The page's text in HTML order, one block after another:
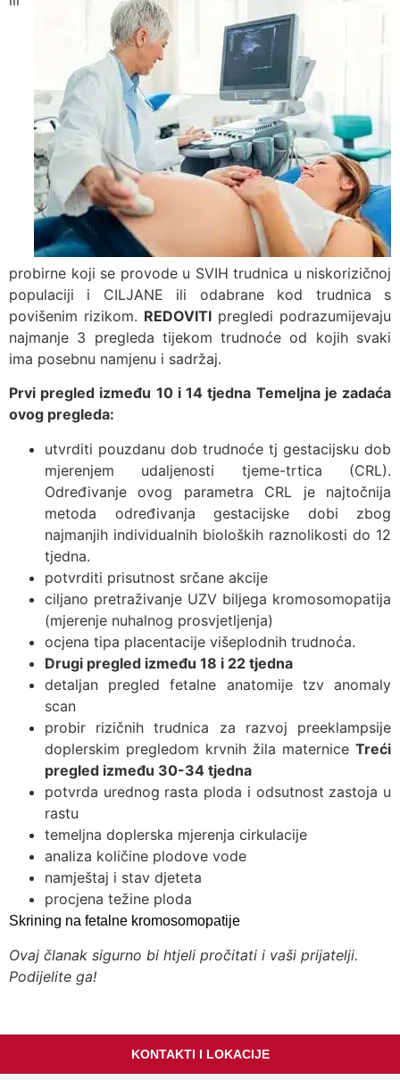
probirne koji se provode u SVIH trudnica u niskorizičnoj
populaciji i CILJANE ili odabrane kod trudnica s
povišenim rizikom. REDOVITI pregledi podrazumijevaju
najmanje 3 pregleda tijekom trudnoće od kojih svaki
ima posebnu namjenu i sadržaj.
Prvi pregled između 10 i 14 tjedna Temeljna je zadaća
ovog pregleda:
utvrditi pouzdanu dob trudnoće tj gestacijsku dob
mjerenjem udaljenosti tjeme-trtica (CRL).
Određivanje ovog parametra CRL je najtočnija
metoda određivanja gestacijske dobi zbog
najmanjih individualnih bioloških raznolikosti do 12
tjedna.
potvrditi prisutnost srčane akcije
ciljano pretraživanje UZV biljega kromosomopatija
(mjerenje nuhalnog prosvjetljenja)
ocjena tipa placentacije višeplodnih trudnoća.
Drugi pregled između 18 i 22 tjedna
detaljan pregled fetalne anatomije tzv anomaly
scan
probir rizičnih trudnica za razvoj preeklampsije
doplerskim pregledom krvnih žila maternice Treći
pregled između 30-34 tjedna
potvrda urednog rasta ploda i odsutnost zastoja u
rastu
temeljna doplerska mjerenja cirkulacije
analiza količine plodove vode
namještaj i stav djeteta
procjena težine ploda
Skrining na fetalne kromosomopatije
Ovaj članak sigurno bi htjeli pročitati i vaši prijatelji.
Podijelite ga!
KONTAKTI I LOKACIJE